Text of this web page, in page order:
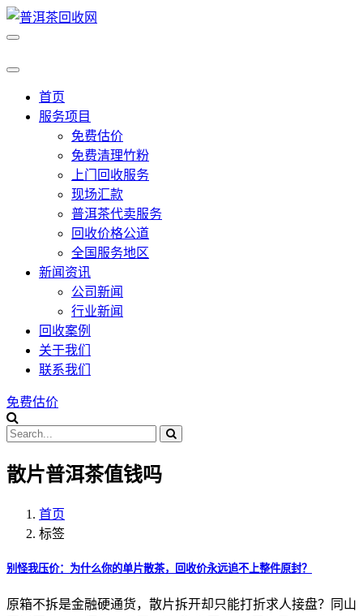
首页
服务项目
免费估价
免费清理竹粉
上门回收服务
现场汇款
普洱茶代卖服务
回收价格公道
全国服务地区
新闻资讯
公司新闻
行业新闻
回收案例
关于我们
联系我们
免费估价
散片普洱茶值钱吗
首页
标签
别怪我压价：为什么你的单片散茶，回收价永远追不上整件原封？
原箱不拆是金融硬通货，散片拆开却只能打折求人接盘？同山